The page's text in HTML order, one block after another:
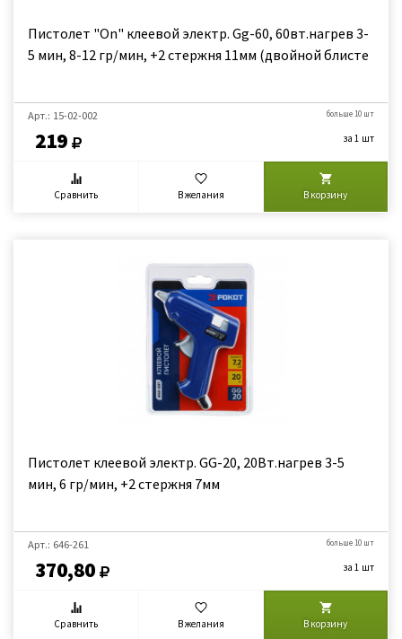
Пистолет "On" клеевой электр. Gg-60, 60вт.нагрев 3-
5 мин, 8-12 гр/мин, +2 стержня 11мм (двойной блисте
Арт.: 15-02-002
219
больше 10 шт
за 1 шт
Сравнить В желания В корзину
Пистолет клеевой электр. GG-20, 20Вт.нагрев 3-5
мин, 6 гр/мин, +2 стержня 7мм
Арт.: 646-261
370,80
больше 10 шт
за 1 шт
Сравнить В желания В корзину